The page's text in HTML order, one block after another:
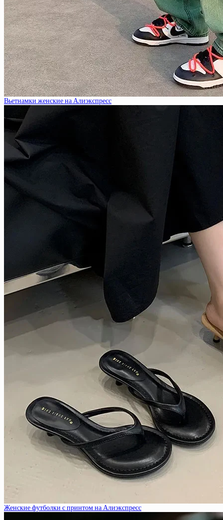
Вьетнамки женские на Алиэкспресс
Женские футболки с принтом на Алиэкспресс